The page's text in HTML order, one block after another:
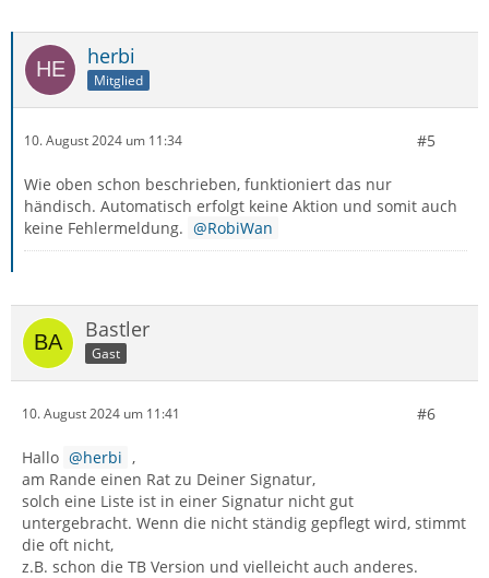
herbi
Mitglied
10. August 2024 um 11:34 #5
Wie oben schon beschrieben, funktioniert das nur
händisch. Automatisch erfolgt keine Aktion und somit auch
keine Fehlermeldung.
RobiWan
Bastler
Gast
10. August 2024 um 11:41 #6
Hallo herbi ,
am Rande einen Rat zu Deiner Signatur,
solch eine Liste ist in einer Signatur nicht gut
untergebracht. Wenn die nicht ständig gepflegt wird, stimmt
die oft nicht,
z.B. schon die TB Version und vielleicht auch anderes.